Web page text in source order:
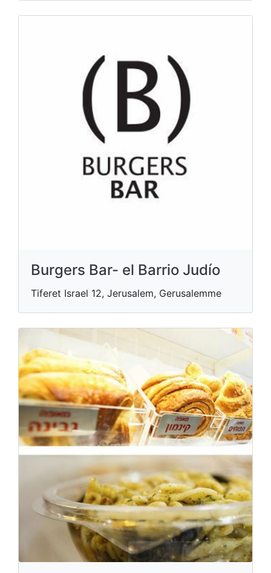
Burgers Bar- el Barrio Judío
Tiferet Israel 12, Jerusalem, Gerusalemme